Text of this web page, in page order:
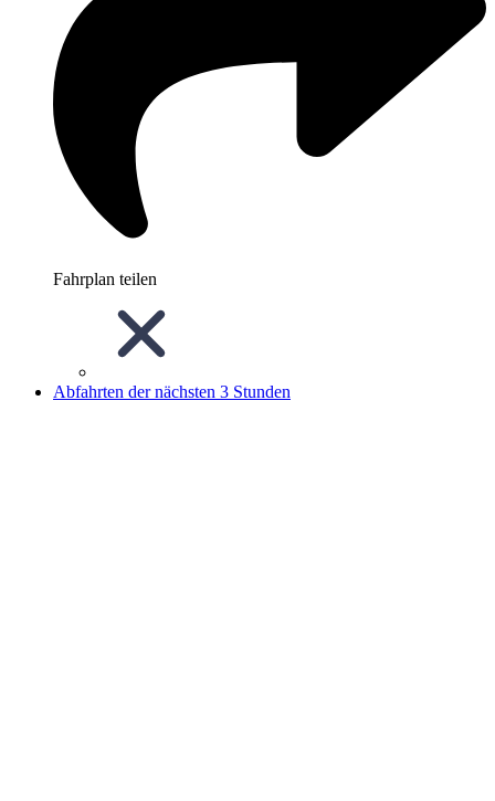
Fahrplan teilen
Abfahrten der nächsten 3 Stunden